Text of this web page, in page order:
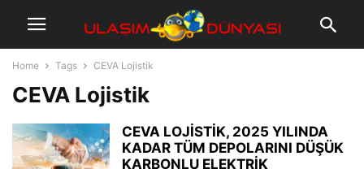
Home Tags CEVA Lojistik
CEVA Lojistik
CEVA LOJİSTİK, 2025 YILINDA
KADAR TÜM DEPOLARINI DÜŞÜK
KARBONLU ELEKTRİK